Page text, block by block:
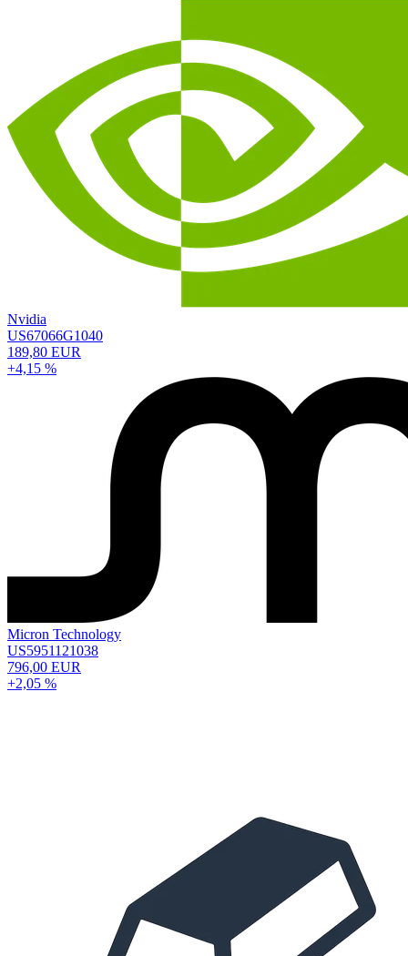
Nvidia
US67066G1040
189,80 EUR
+4,15 %
Micron Technology
US5951121038
796,00 EUR
+2,05 %